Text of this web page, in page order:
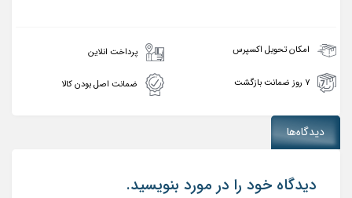
امکان تحویل اکسپرس پرداخت انلاین
۷ روز ضمانت بازگشت ضمانت اصل بودن کالا
دیدگاه‌ها
دیدگاه خود را در مورد بنویسید.